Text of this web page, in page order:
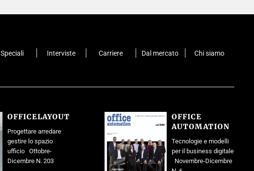
Speciali Interviste Carriere Dal mercato Chi siamo
OFFICELAYOUT
Progettare arredare
gestire lo spazio
ufficio Ottobre-
Dicembre N. 203
OFFICE
AUTOMATION
Tecnologie e modelli
per il business digitale
Novembre-Dicembre